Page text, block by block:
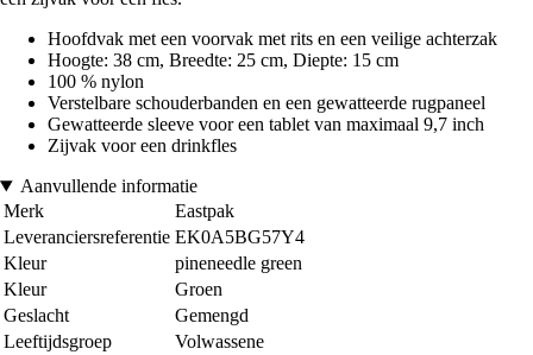
Hoofdvak met een voorvak met rits en een veilige achterzak
Hoogte: 38 cm, Breedte: 25 cm, Diepte: 15 cm
100 % nylon
Verstelbare schouderbanden en een gewatteerde rugpaneel
Gewatteerde sleeve voor een tablet van maximaal 9,7 inch
Zijvak voor een drinkfles
Aanvullende informatie
Merk
Eastpak
Leveranciersreferentie EK0A5BG57Y4
Kleur
pineneedle green
Kleur
Groen
Geslacht
Gemengd
Leeftijdsgroep
Volwassene